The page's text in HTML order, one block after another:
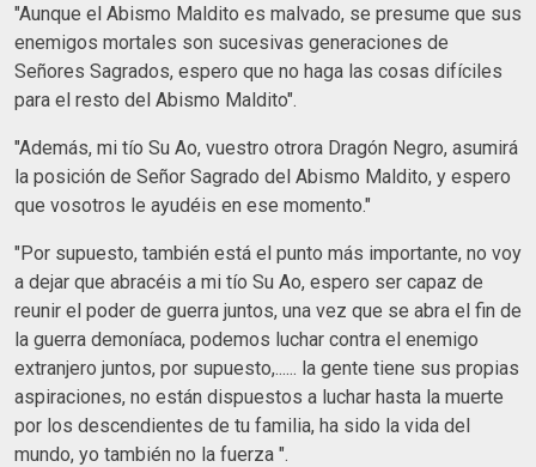
"Aunque el Abismo Maldito es malvado, se presume que sus
enemigos mortales son sucesivas generaciones de
Señores Sagrados, espero que no haga las cosas difíciles
para el resto del Abismo Maldito".
"Además, mi tío Su Ao, vuestro otrora Dragón Negro, asumirá
la posición de Señor Sagrado del Abismo Maldito, y espero
que vosotros le ayudéis en ese momento."
"Por supuesto, también está el punto más importante, no voy
a dejar que abracéis a mi tío Su Ao, espero ser capaz de
reunir el poder de guerra juntos, una vez que se abra el fin de
la guerra demoníaca, podemos luchar contra el enemigo
extranjero juntos, por supuesto,...... la gente tiene sus propias
aspiraciones, no están dispuestos a luchar hasta la muerte
por los descendientes de tu familia, ha sido la vida del
mundo, yo también no la fuerza ".